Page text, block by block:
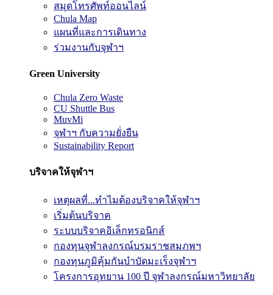
สมุดโทรศัพท์ออนไลน์
Chula Map
แผนที่และการเดินทาง
ร่วมงานกับจุฬาฯ
Green University
Chula Zero Waste
CU Shuttle Bus
MuvMi
จุฬาฯ กับความยั่งยืน
Sustainability Report
บริจาคให้จุฬาฯ
เหตุผลที่...ทำไมต้องบริจาคให้จุฬาฯ
เริ่มต้นบริจาค
ระบบบริจาคอิเล็กทรอนิกส์
กองทุนจุฬาลงกรณ์บรมราชสมภพฯ
กองทุนภูมิคุ้มกันบำบัดมะเร็งจุฬาฯ
โครงการอุทยาน 100 ปี จุฬาลงกรณ์มหาวิทยาลัย